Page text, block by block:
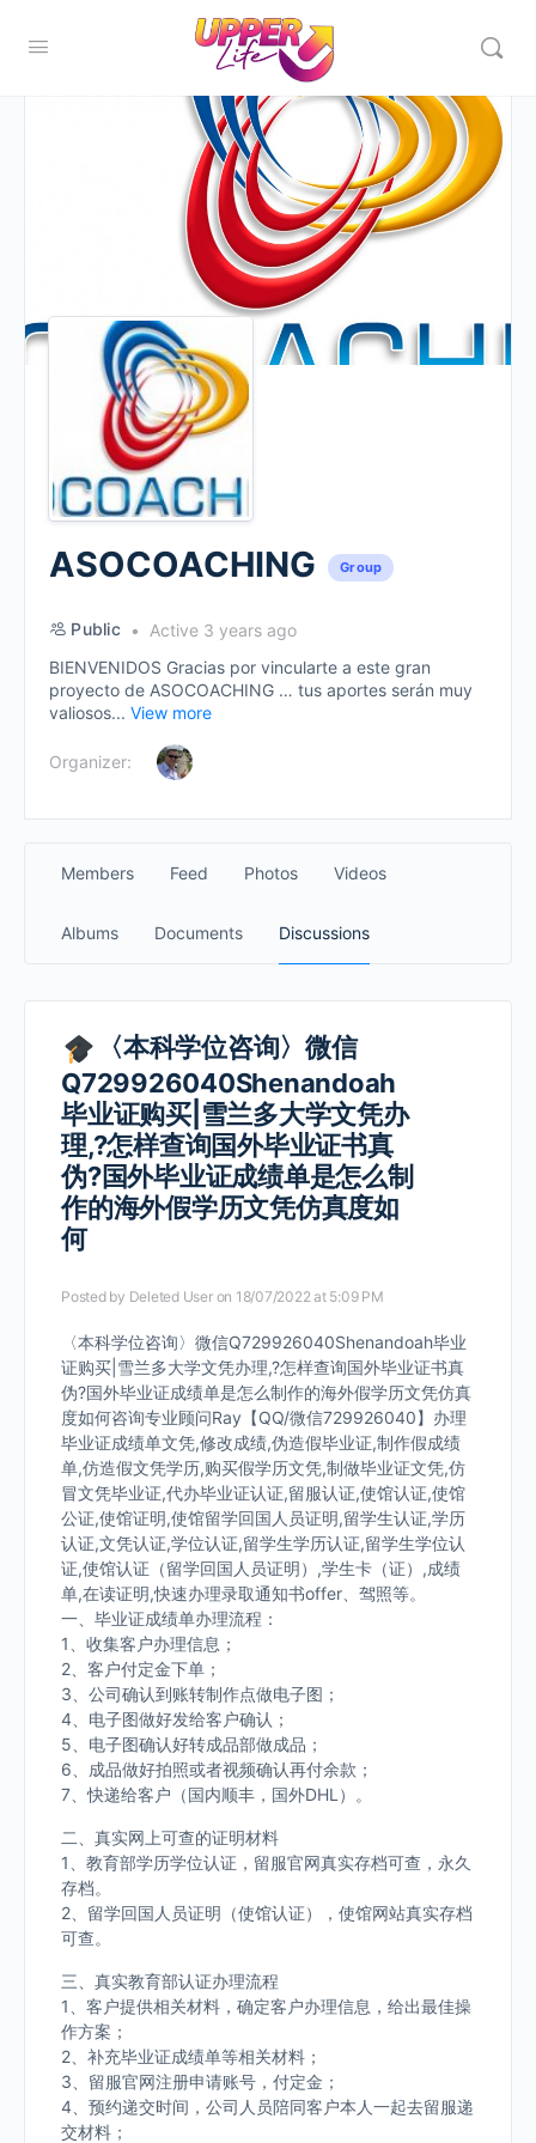
ASOCOACHING Group
Public
Active 3 years ago
BIENVENIDOS Gracias por vincularte a este gran
proyecto de ASOCOACHING … tus aportes serán muy
valiosos... View more
Organizer:
Members Feed Photos Videos
Albums Documents Discussions
〈本科学位咨询〉微信
Q729926040Shenandoah
毕业证购买|雪兰多大学文凭办
理,?怎样查询国外毕业证书真
伪?国外毕业证成绩单是怎么制
作的海外假学历文凭仿真度如
何
Posted by Deleted User on 18/07/2022 at 5:09 PM
〈本科学位咨询〉微信Q729926040Shenandoah毕业
证购买|雪兰多大学文凭办理,?怎样查询国外毕业证书真
伪?国外毕业证成绩单是怎么制作的海外假学历文凭仿真
度如何咨询专业顾问Ray【QQ/微信729926040】办理
毕业证成绩单文凭,修改成绩,伪造假毕业证,制作假成绩
单,仿造假文凭学历,购买假学历文凭,制做毕业证文凭,仿
冒文凭毕业证,代办毕业证认证,留服认证,使馆认证,使馆
公证,使馆证明,使馆留学回国人员证明,留学生认证,学历
认证,文凭认证,学位认证,留学生学历认证,留学生学位认
证,使馆认证（留学回国人员证明）,学生卡（证）,成绩
单,在读证明,快速办理录取通知书offer、驾照等。
一、毕业证成绩单办理流程：
1、收集客户办理信息；
2、客户付定金下单；
3、公司确认到账转制作点做电子图；
4、电子图做好发给客户确认；
5、电子图确认好转成品部做成品；
6、成品做好拍照或者视频确认再付余款；
7、快递给客户（国内顺丰，国外DHL）。
二、真实网上可查的证明材料
1、教育部学历学位认证，留服官网真实存档可查，永久
存档。
2、留学回国人员证明（使馆认证），使馆网站真实存档
可查。
三、真实教育部认证办理流程
1、客户提供相关材料，确定客户办理信息，给出最佳操
作方案；
2、补充毕业证成绩单等相关材料；
3、留服官网注册申请账号，付定金；
4、预约递交时间，公司人员陪同客户本人一起去留服递
交材料；